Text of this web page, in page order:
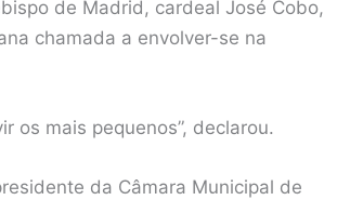
de Madrid, cardeal José Cobo,
chamada a envolver-se na
os mais pequenos”, declarou.
da Câmara Municipal de